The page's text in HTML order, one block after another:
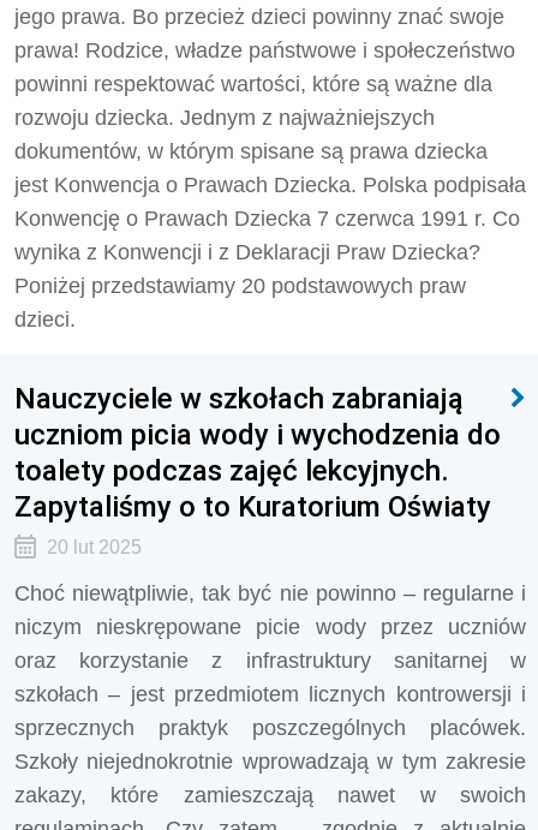
jego prawa. Bo przecież dzieci powinny znać swoje
prawa! Rodzice, władze państwowe i społeczeństwo
powinni respektować wartości, które są ważne dla
rozwoju dziecka. Jednym z najważniejszych
dokumentów, w którym spisane są prawa dziecka
jest Konwencja o Prawach Dziecka. Polska podpisała
Konwencję o Prawach Dziecka 7 czerwca 1991 r. Co
wynika z Konwencji i z Deklaracji Praw Dziecka?
Poniżej przedstawiamy 20 podstawowych praw
dzieci.
Nauczyciele w szkołach zabraniają
uczniom picia wody i wychodzenia do
toalety podczas zajęć lekcyjnych.
Zapytaliśmy o to Kuratorium Oświaty
20 lut 2025
Choć niewątpliwie, tak być nie powinno – regularne i
niczym nieskrępowane picie wody przez uczniów
oraz korzystanie z infrastruktury sanitarnej w
szkołach – jest przedmiotem licznych kontrowersji i
sprzecznych praktyk poszczególnych placówek.
Szkoły niejednokrotnie wprowadzają w tym zakresie
zakazy, które zamieszczają nawet w swoich